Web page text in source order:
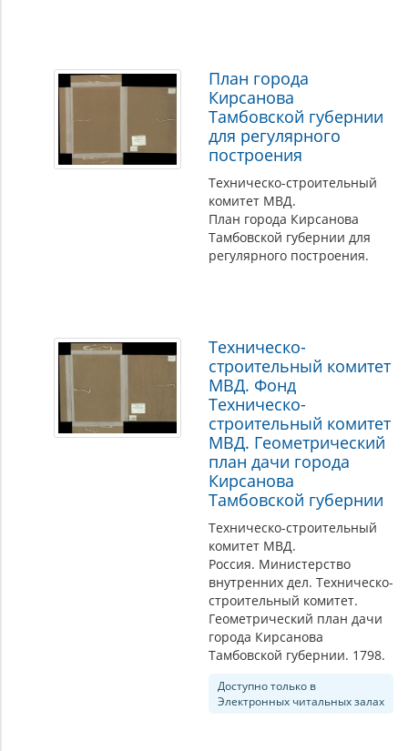
План города
Кирсанова
Тамбовской губернии
для регулярного
построения
Техническо-строительный
комитет МВД.
План города Кирсанова
Тамбовской губернии для
регулярного построения.
Техническо-
строительный комитет
МВД. Фонд
Техническо-
строительный комитет
МВД. Геометрический
план дачи города
Кирсанова
Тамбовской губернии
Техническо-строительный
комитет МВД.
Россия. Министерство
внутренних дел. Техническо-
строительный комитет.
Геометрический план дачи
города Кирсанова
Тамбовской губернии. 1798.
Доступно только в
Электронных читальных залах